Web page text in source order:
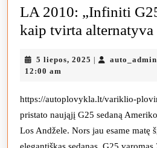
LA 2010: „Infiniti
kaip tvirta
5 liepos, 2025 5| auto_admin
12:00 am
https://autoplovykla.lt/variklio-
pristato naująjį G25 sedaną
Los Andžele. Nors jau esame matę
elegantiškas sedanas. G25